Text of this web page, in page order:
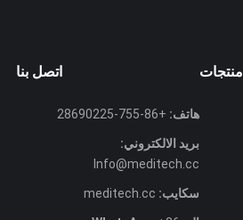
منتجات اتصل بنا
هاتف: +86-755-28690225
بريد الالكتروني:
Info@meditech.cc
سكايب: meditech.cc